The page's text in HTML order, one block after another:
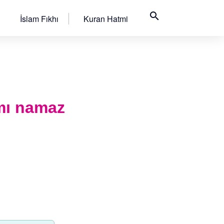
İslam Fıkhı Kuran Hatmi search
namaz